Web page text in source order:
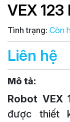
VEX 123
Tình trạng: Còn
Liên hệ
Mô tả:
Robot VEX
được thiết